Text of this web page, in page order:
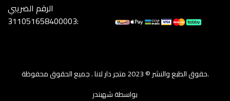
الرقم الضريبي
:311051658400003
حقوق الطبع والنشر © 2023 متجر دار لانا . جميع الحقوق محفوظة.
بواسطة شهبندر